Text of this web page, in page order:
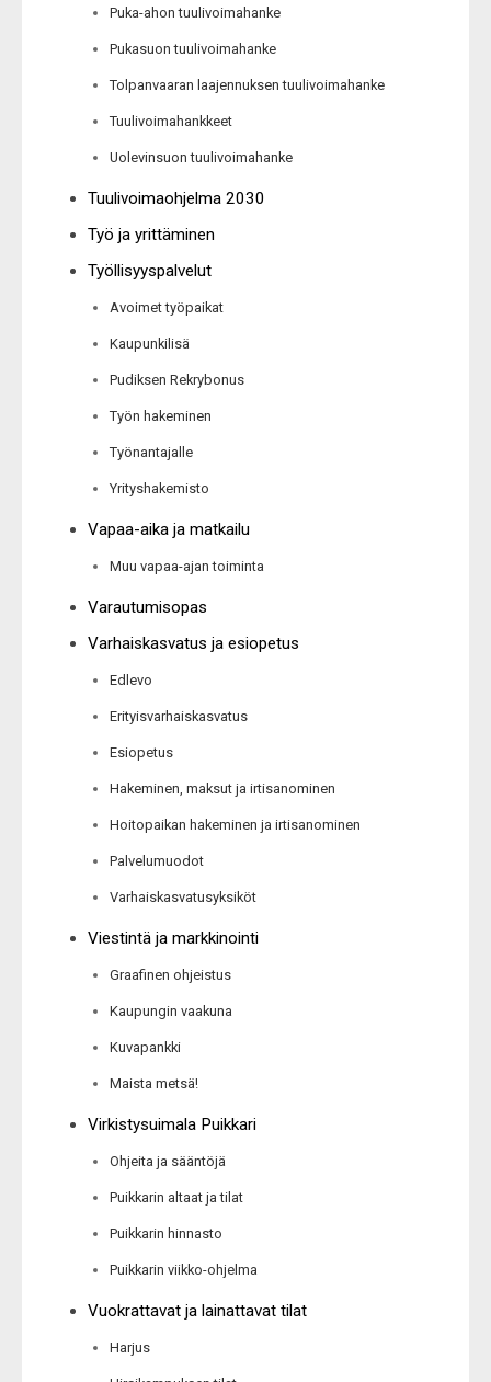
Puka-ahon tuulivoimahanke
Pukasuon tuulivoimahanke
Tolpanvaaran laajennuksen tuulivoimahanke
Tuulivoimahankkeet
Uolevinsuon tuulivoimahanke
Tuulivoimaohjelma 2030
Työ ja yrittäminen
Työllisyyspalvelut
Avoimet työpaikat
Kaupunkilisä
Pudiksen Rekrybonus
Työn hakeminen
Työnantajalle
Yrityshakemisto
Vapaa-aika ja matkailu
Muu vapaa-ajan toiminta
Varautumisopas
Varhaiskasvatus ja esiopetus
Edlevo
Erityisvarhaiskasvatus
Esiopetus
Hakeminen, maksut ja irtisanominen
Hoitopaikan hakeminen ja irtisanominen
Palvelumuodot
Varhaiskasvatusyksiköt
Viestintä ja markkinointi
Graafinen ohjeistus
Kaupungin vaakuna
Kuvapankki
Maista metsä!
Virkistysuimala Puikkari
Ohjeita ja sääntöjä
Puikkarin altaat ja tilat
Puikkarin hinnasto
Puikkarin viikko-ohjelma
Vuokrattavat ja lainattavat tilat
Harjus